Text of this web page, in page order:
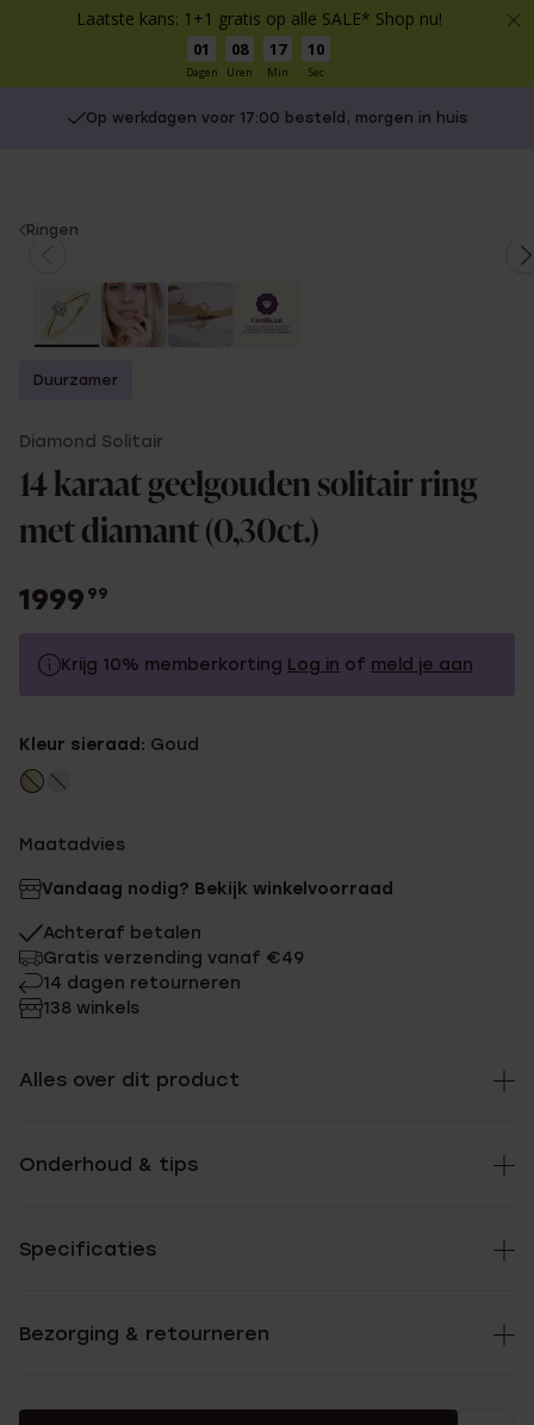
Laatste kans: 1+1 gratis op alle SALE* Shop nu!
01
Dagen
08
Uren
17
Min
10
Sec
Op werkdagen voor 17:00 besteld, morgen in huis
You
Ringen
Duurzamer
Diamond Solitair
14 karaat geelgouden solitair ring
met diamant (0,30ct.)
1999 99
Krijg 10% memberkorting Log in of meld je aan
Zonder memberkorting
Kleur sieraad: Goud
Maatadvies
Vandaag nodig? Bekijk winkelvoorraad
Achteraf betalen
Gratis verzending vanaf €49
14 dagen retourneren
138 winkels
Alles over dit product
Onderhoud & tips
Specificaties
Bezorging & retourneren